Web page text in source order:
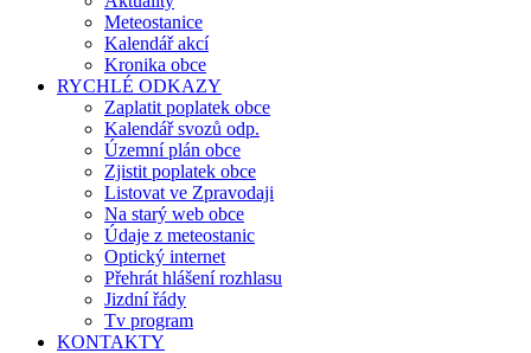
Meteostanice
Kalendář akcí
Kronika obce
RYCHLÉ ODKAZY
Zaplatit poplatek obce
Kalendář svozů odp.
Územní plán obce
Zjistit poplatek obce
Listovat ve Zpravodaji
Na starý web obce
Údaje z meteostanic
Optický internet
Přehrát hlášení rozhlasu
Jizdní řády
Tv program
KONTAKTY